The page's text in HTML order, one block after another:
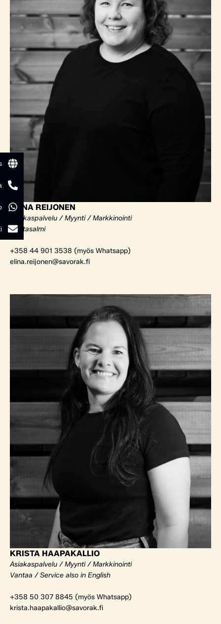
ELINA REIJONEN
Asiakaspalvelu / Myynti / Markkinointi
Rantasalmi
+358 44 901 3538 (myös Whatsapp)
elina.reijonen@savorak.fi
KRISTA HAAPAKALLIO
Asiakaspalvelu / Myynti / Markkinointi
Vantaa / Service also in English
+358 50 307 8845 (myös Whatsapp)
krista.haapakallio@savorak.fi